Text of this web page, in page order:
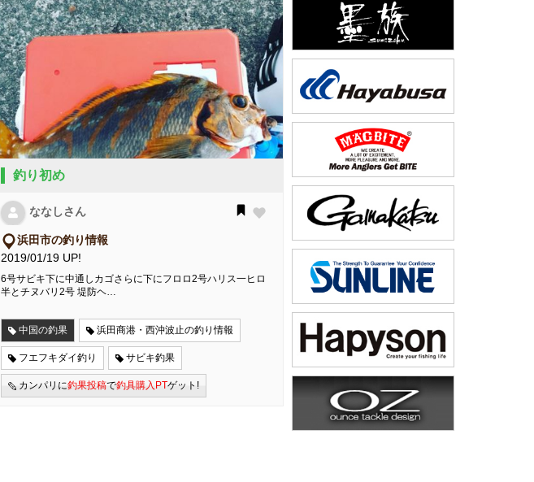
釣り初め
ななしさん
浜田市の釣り情報
2019/01/19 UP!
6号サビキ下に中通しカゴさらに下にフロロ2号ハリス一ヒロ
半とチヌバリ2号 堤防ヘ…
中国の釣果 浜田商港・西沖波止の釣り情報
フエフキダイ釣り サビキ釣果
カンパリに釣果投稿で釣具購入PTゲット!